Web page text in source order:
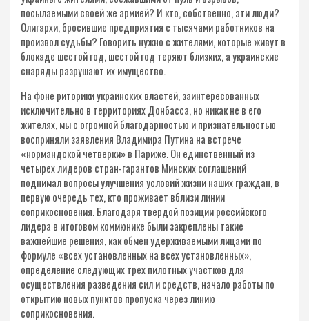
посылаемыми своей же армией? И кто, собственно, эти люди?
Олигархи, бросившие предприятия с тысячами работников на
произвол судьбы? Говорить нужно с жителями, которые живут в
блокаде шестой год, шестой год теряют близких, а украинские
снаряды разрушают их имущество.
На фоне риторики украинских властей, заинтересованных
исключительно в территориях Донбасса, но никак не в его
жителях, мы с огромной благодарностью и признательностью
восприняли заявления Владимира Путина на встрече
«нормандской четверки» в Париже. Он единственный из
четырех лидеров стран-гарантов Минских соглашений
поднимал вопросы улучшения условий жизни наших граждан, в
первую очередь тех, кто проживает вблизи линии
соприкосновения. Благодаря твердой позиции российского
лидера в итоговом коммюнике были закреплены такие
важнейшие решения, как обмен удерживаемыми лицами по
формуле «всех установленных на всех установленных»,
определение следующих трех пилотных участков для
осуществления разведения сил и средств, начало работы по
открытию новых пунктов пропуска через линию
соприкосновения.